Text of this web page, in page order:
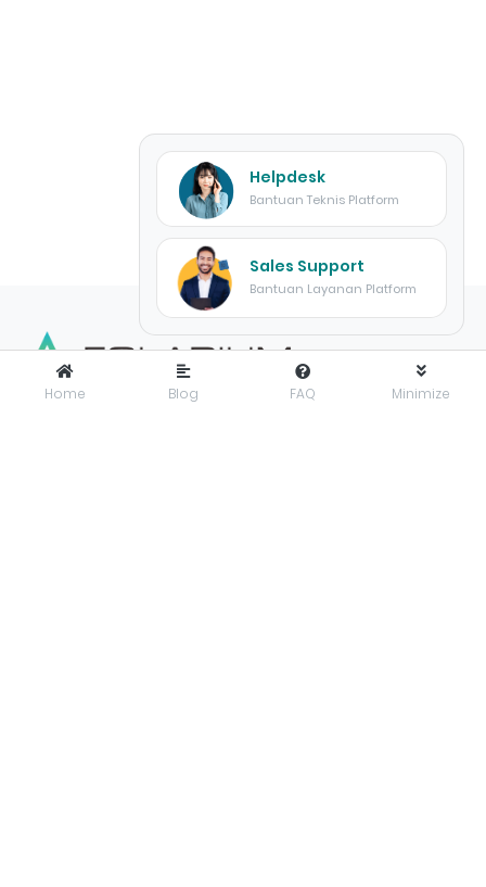
Home Blog FAQ Minimize
Helpdesk
Bantuan Teknis Platform
Sales Support
Bantuan Layanan Platform